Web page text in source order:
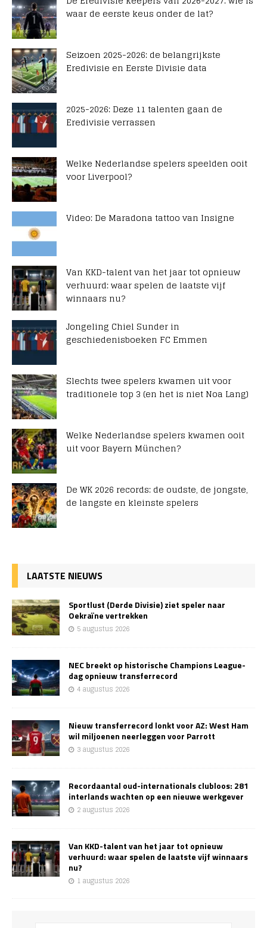
waar de eerste keus onder de lat?
Seizoen 2025-2026: de belangrijkste
Eredivisie en Eerste Divisie data
2025-2026: Deze 11 talenten gaan de
Eredivisie verrassen
Welke Nederlandse spelers speelden ooit
voor Liverpool?
Video: De Maradona tattoo van Insigne
Van KKD-talent van het jaar tot opnieuw
verhuurd: waar spelen de laatste vijf
winnaars nu?
Jongeling Chiel Sunder in
geschiedenisboeken FC Emmen
Slechts twee spelers kwamen uit voor
traditionele top 3 (en het is niet Noa Lang)
Welke Nederlandse spelers kwamen ooit
uit voor Bayern München?
De WK 2026 records: de oudste, de jongste,
de langste en kleinste spelers
LAATSTE NIEUWS
Sportlust (Derde Divisie) ziet speler naar
Oekraïne vertrekken
5 augustus 2026
NEC breekt op historische Champions League-
dag opnieuw transferrecord
4 augustus 2026
Nieuw transferrecord lonkt voor AZ: West Ham
wil miljoenen neerleggen voor Parrott
3 augustus 2026
Recordaantal oud-internationals clubloos: 281
interlands wachten op een nieuwe werkgever
2 augustus 2026
Van KKD-talent van het jaar tot opnieuw
verhuurd: waar spelen de laatste vijf winnaars
nu?
1 augustus 2026